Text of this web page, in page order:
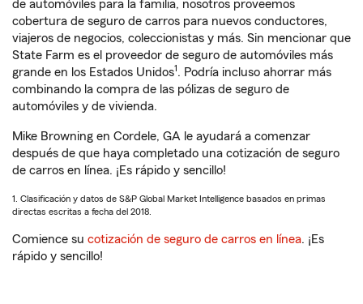
de automóviles para la familia, nosotros proveemos
cobertura de seguro de carros para nuevos conductores,
viajeros de negocios, coleccionistas y más. Sin mencionar que
State Farm es el proveedor de seguro de automóviles más
grande en los Estados Unidos1. Podría incluso ahorrar más
combinando la compra de las pólizas de seguro de
automóviles y de vivienda.
Mike Browning en Cordele, GA le ayudará a comenzar
después de que haya completado una cotización de seguro
de carros en línea. ¡Es rápido y sencillo!
1. Clasificación y datos de S&P Global Market Intelligence basados en primas
directas escritas a fecha del 2018.
Comience su cotización de seguro de carros en línea. ¡Es
rápido y sencillo!